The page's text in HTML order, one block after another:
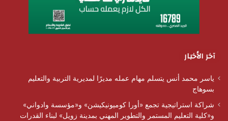
آخر الأخبار
ياسر محمد أنس يتسلم مهام عمله مديرًا لمديرية التربية والتعليم
بسوهاج
شراكة استراتيجية تجمع «أورا كوميونيكيشن» و«مؤسسة وادواني»
و«كلية التعليم المستمر والتطوير المهني بمدينة زويل» لبناء القدرات